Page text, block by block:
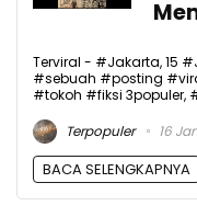
Terviral - #Jakarta, 15
#sebuah #posting
#tokoh #fiksi 3populer,
Terpopuler
16
BACA SELENGKAPNYA